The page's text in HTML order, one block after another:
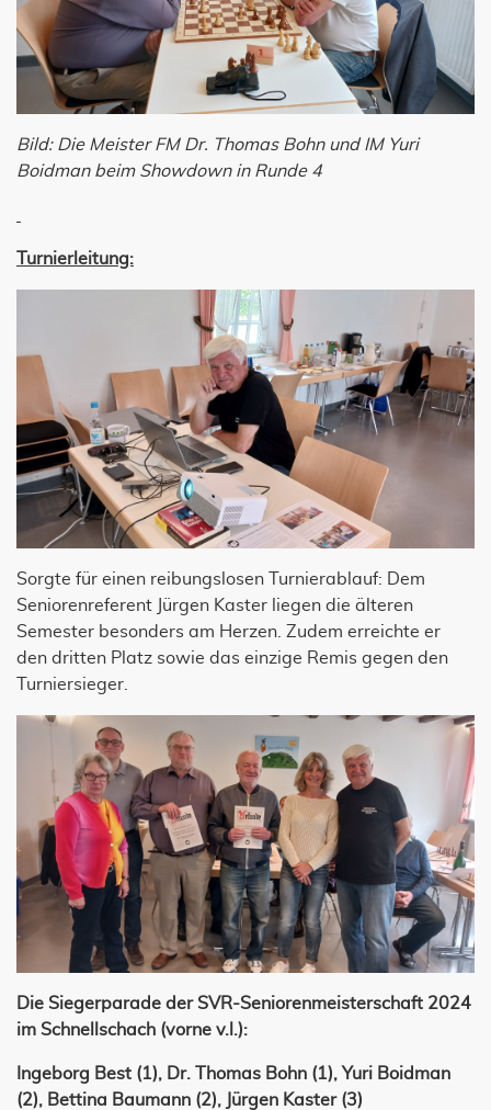
Bild: Die Meister FM Dr. Thomas Bohn und IM Yuri
Boidman beim Showdown in Runde 4
Turnierleitung:
Sorgte für einen reibungslosen Turnierablauf: Dem
Seniorenreferent Jürgen Kaster liegen die älteren
Semester besonders am Herzen. Zudem erreichte er
den dritten Platz sowie das einzige Remis gegen den
Turniersieger.
Die Siegerparade der SVR-Seniorenmeisterschaft 2024
im Schnellschach (vorne v.l.):
Ingeborg Best (1), Dr. Thomas Bohn (1), Yuri Boidman
(2), Bettina Baumann (2), Jürgen Kaster (3)